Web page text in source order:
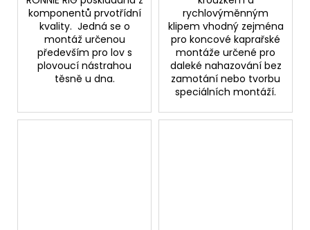
komponentů prvotřídní
kvality. Jedná se o
montáž určenou
především pro lov s
plovoucí nástrahou
těsně u dna.
rychlovýměnným
klipem vhodný zejména
pro koncové kaprařské
montáže určené pro
daleké nahazování bez
zamotání nebo tvorbu
speciálních montáží.